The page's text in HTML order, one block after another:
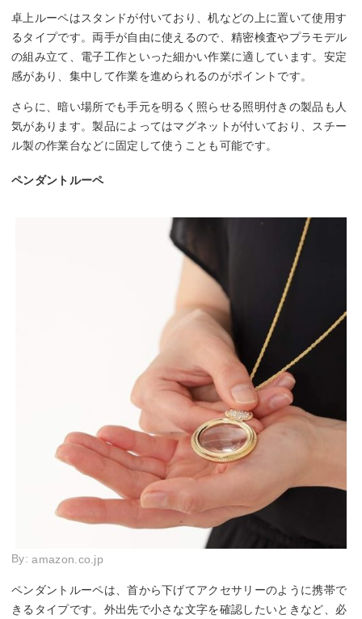
卓上ルーペはスタンドが付いており、机などの上に置いて使用す
るタイプです。両手が自由に使えるので、精密検査やプラモデル
の組み立て、電子工作といった細かい作業に適しています。安定
感があり、集中して作業を進められるのがポイントです。
さらに、暗い場所でも手元を明るく照らせる照明付きの製品も人
気があります。製品によってはマグネットが付いており、スチー
ル製の作業台などに固定して使うことも可能です。
ペンダントルーペ
By:amazon.co.jp
ペンダントルーペは、首から下げてアクセサリーのように携帯で
きるタイプです。外出先で小さな文字を確認したいときなど、必